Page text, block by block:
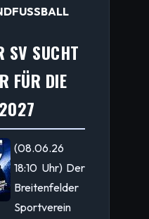
SV SUCHT
FÜR DIE
(08.06.26
18:10 Uhr) Der
Breitenfelder
Sportverein